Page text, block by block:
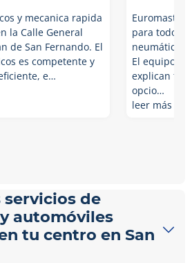
y mecanica rapida
la Calle General
de San Fernando. El
es competente y
e…
Euromaster
para todo lo
neumáticos
El equipo
explican
opcio…
leer más
de
automóviles
tu centro en San